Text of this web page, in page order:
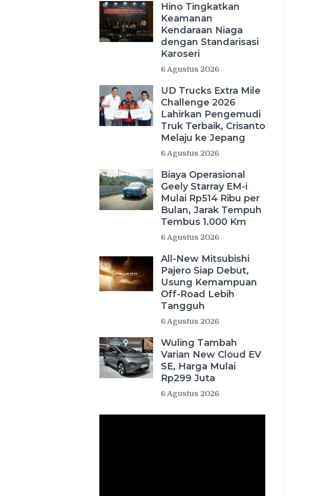
Hino Tingkatkan
Keamanan
Kendaraan Niaga
dengan Standarisasi
Karoseri
6 Agustus 2026
UD Trucks Extra Mile
Challenge 2026
Lahirkan Pengemudi
Truk Terbaik, Crisanto
Melaju ke Jepang
6 Agustus 2026
Biaya Operasional
Geely Starray EM-i
Mulai Rp514 Ribu per
Bulan, Jarak Tempuh
Tembus 1.000 Km
6 Agustus 2026
All-New Mitsubishi
Pajero Siap Debut,
Usung Kemampuan
Off-Road Lebih
Tangguh
6 Agustus 2026
Wuling Tambah
Varian New Cloud EV
SE, Harga Mulai
Rp299 Juta
6 Agustus 2026